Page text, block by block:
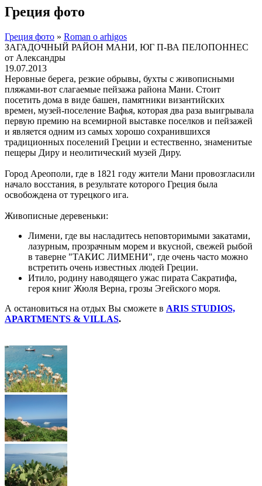
Греция фото
Греция фото » Roman o arhigos
ЗАГАДОЧНЫЙ РАЙОН МАНИ, ЮГ П-ВА ПЕЛОПОННЕС
от Александры
19.07.2013
Неровные берега, резкие обрывы, бухты с живописными
пляжами-вот слагаемые пейзажа района Мани. Стоит
посетить дома в виде башен, памятники византийских
времен, музей-поселение Вафья, которая два раза выигрывала
первую премию на всемирной выставке поселков и пейзажей
и является одним из самых хорошо сохранившихся
традиционных поселений Греции и естественно, знаменитые
пещеры Диру и неолитический музей Диру.
Город Ареополи, где в 1821 году жители Мани провозгласили
начало восстания, в результате которого Греция была
освобождена от турецкого ига.
Живописные деревеньки:
Лимени, где вы насладитесь неповторимыми закатами,
лазурным, прозрачным морем и вкусной, свежей рыбой
в таверне "ТАКИС ЛИМЕНИ", где очень часто можно
встретить очень известных людей Греции.
Итило, родину наводящего ужас пирата Сакратифа,
героя книг Жюля Верна, грозы Эгейского моря.
А остановиться на отдых Вы сможете в ARIS STUDIOS,
APARTMENTS & VILLAS.